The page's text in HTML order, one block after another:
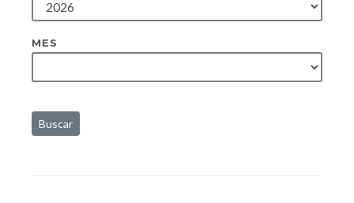
MES
Buscar